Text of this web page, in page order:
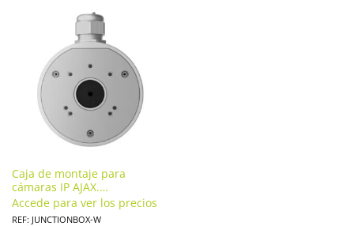
Caja de montaje para
cámaras IP AJAX.
JUNCTIONBOX-W
Accede para ver los precios
REF: JUNCTIONBOX-W